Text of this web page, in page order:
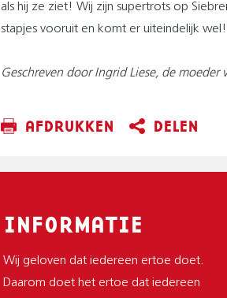
als hij ze ziet! Wij zijn supertrots op
stapjes vooruit en komt er uiteindelijk wel!
Geschreven door Ingrid Liese, de moeder
AFDRUKKEN DELEN
INFORMATIE
Wij geloven dat iedereen ertoe doet.
Daarom doet het ertoe dat iedereen